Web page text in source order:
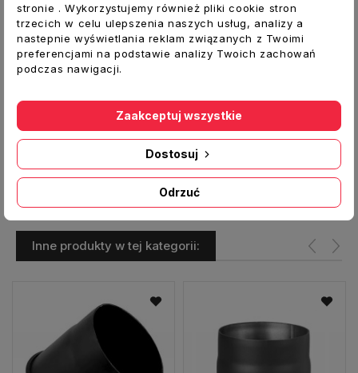
Typ:Rozeta
Średnica otworu [mm]:120
Średnica zewnętrzna [mm]:126,5
Grubość [mm]:
Temperatura pracy:600ºC
czarny
Producent:DARCO
Inne produkty w tej kategorii:
stronie . Wykorzystujemy również pliki cookie stron
trzecich w celu ulepszenia naszych usług, analizy a
nastepnie wyświetlania reklam związanych z Twoimi
preferencjami na podstawie analizy Twoich zachowań
podczas nawigacji.
Odrzuć
Dostosuj
Zaakceptuj wszystkie